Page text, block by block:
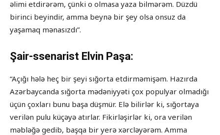
əlimi etdirərəm, çünki o olmasa yaza bilmərəm. Düzdü
birinci beyindir, amma beynə bir şey olsa onsuz da
yaşamaq mənasızdı”.
Şair-ssenarist Elvin Paşa:
“Açığı hələ heç bir şeyi sığorta etdirməmişəm. Hazırda
Azərbaycanda sığorta mədəniyyəti çox populyar olmadığı
üçün çoxları bunu başa düşmür. Elə bilirlər ki, sığortaya
verilən pulu küçəyə atırlar. Fikirləşirlər ki, ora verilən
məbləğə gedib, başqa bir yerə xərcləyərəm. Amma